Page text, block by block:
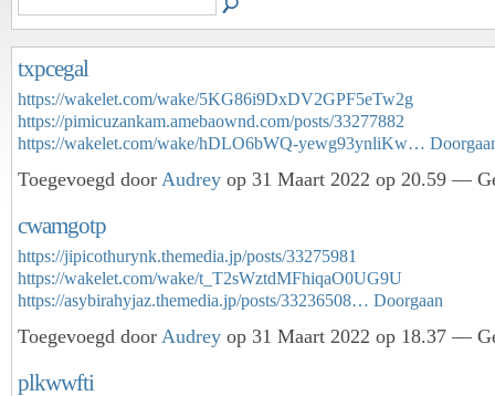
txpcegal
https://wakelet.com/wake/5KG86i9DxDV2GPF5eTw2g
https://pimicuzankam.amebaownd.com/posts/33277882
https://wakelet.com/wake/hDLO6bWQ-yewg93ynliKw…
Toegevoegd door Audrey op 31 Maart 2022 op 20.59 —
cwamgotp
https://jipicothurynk.themedia.jp/posts/33275981
https://wakelet.com/wake/t_T2sWztdMFhiqaO0UG9U
https://asybirahyjaz.themedia.jp/posts/33236508… Doorgaan
Toegevoegd door Audrey op 31 Maart 2022 op 18.37 —
plkwwfti